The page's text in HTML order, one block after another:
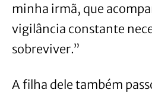
minha irmã, que
vigilância constante
sobreviver.”
A filha dele também